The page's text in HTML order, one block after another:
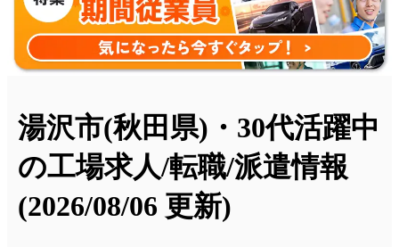
湯沢市(秋田県)・30代活躍中
の工場求人/転職/派遣情報
(2026/08/06 更新)